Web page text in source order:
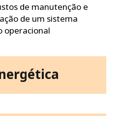
de manutenção e
de um sistema
operacional